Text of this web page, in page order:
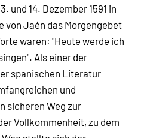
und 14. Dezember 1591 in
von Jaén das Morgengebet
waren: "Heute werde ich
Als einer der
spanischen Literatur
und
sicheren Weg zur
Vollkommenheit, zu dem